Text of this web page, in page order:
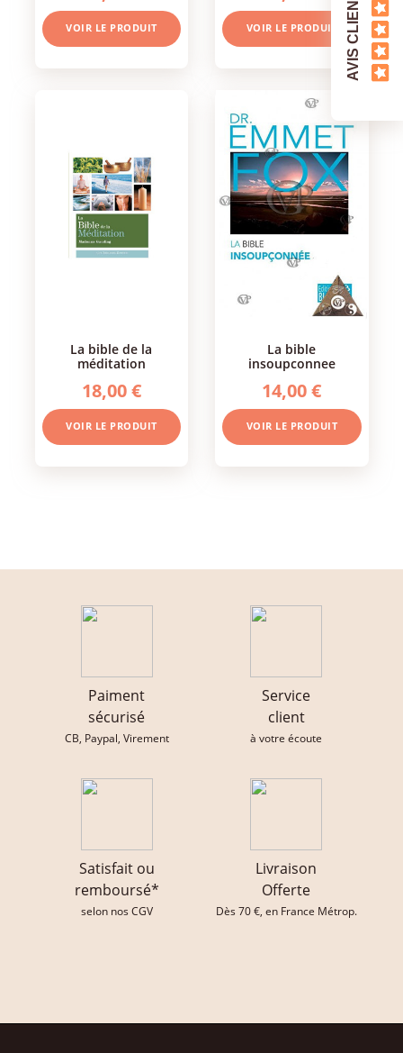
VOIR LE PRODUIT VOIR LE PRODUIT
la bible de la
méditation
18,00 €
VOIR LE PRODUIT
la bible
insoupconnee
14,00 €
VOIR LE PRODUIT
Paiment
sécurisé
CB, Paypal, Virement
Service
client
à votre écoute
Satisfait ou
remboursé*
selon nos CGV
Livraison
Offerte
Dès 70 €, en France Métrop.
AVIS CLIENTS